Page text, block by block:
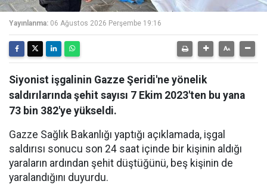
Yayınlanma: 06 Ağustos 2026 Perşembe 19:16
Siyonist işgalinin Gazze Şeridi'ne yönelik
saldırılarında şehit sayısı 7 Ekim 2023'ten bu yana
73 bin 382'ye yükseldi.
Gazze Sağlık Bakanlığı yaptığı açıklamada, işgal
saldırısı sonucu son 24 saat içinde bir kişinin aldığı
yaraların ardından şehit düştüğünü, beş kişinin de
yaralandığını duyurdu.